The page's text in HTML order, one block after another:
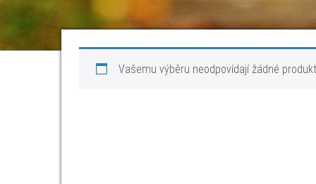
Vašemu výběru neodpovídají žádné